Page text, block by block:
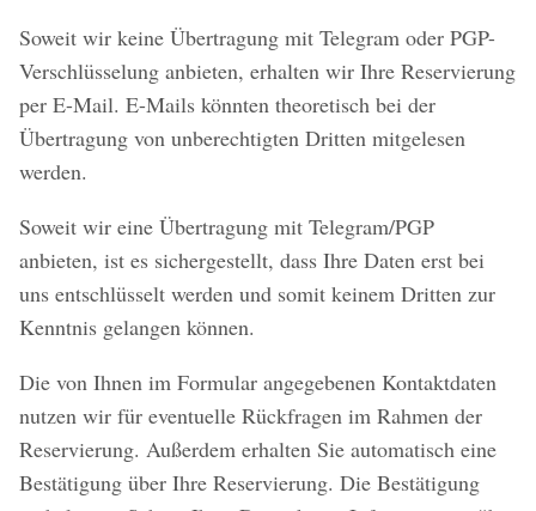
Soweit wir keine Übertragung mit Telegram oder PGP-
Verschlüsselung anbieten, erhalten wir Ihre Reservierung
per E-Mail. E-Mails könnten theoretisch bei der
Übertragung von unberechtigten Dritten mitgelesen
werden.
Soweit wir eine Übertragung mit Telegram/PGP
anbieten, ist es sichergestellt, dass Ihre Daten erst bei
uns entschlüsselt werden und somit keinem Dritten zur
Kenntnis gelangen können.
Die von Ihnen im Formular angegebenen Kontaktdaten
nutzen wir für eventuelle Rückfragen im Rahmen der
Reservierung. Außerdem erhalten Sie automatisch eine
Bestätigung über Ihre Reservierung. Die Bestätigung